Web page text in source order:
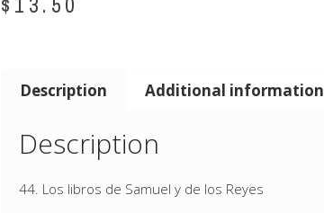
Description Additional information
Description
44. Los libros de Samuel y de los Reyes